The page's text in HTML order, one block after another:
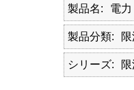
製品名 電
製品分類
シリーズ